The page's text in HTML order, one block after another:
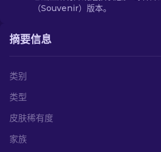
（Souvenir）版本。
摘要信息
类别
类型
皮肤稀有度
家族